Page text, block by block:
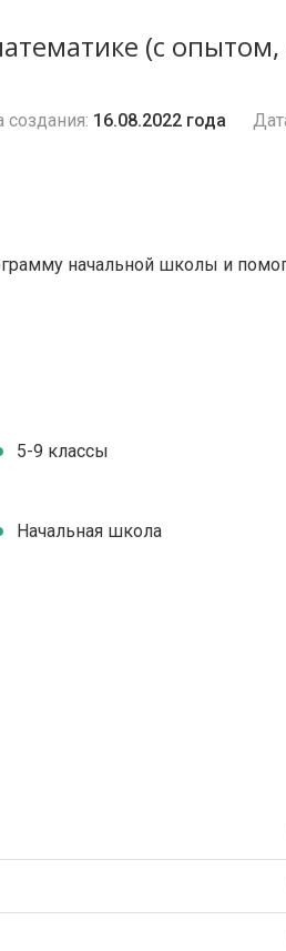
(с
создания: 16.08.2022 года
начальной школы и
5-9 классы
Начальная школа